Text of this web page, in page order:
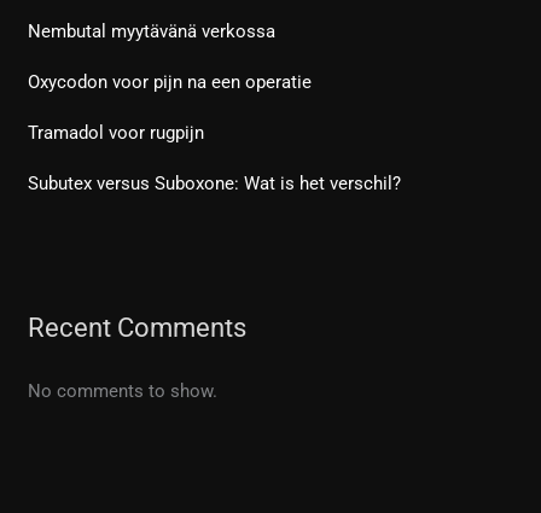
Nembutal myytävänä verkossa
Oxycodon voor pijn na een operatie
Tramadol voor rugpijn
Subutex versus Suboxone: Wat is het verschil?
Recent Comments
No comments to show.